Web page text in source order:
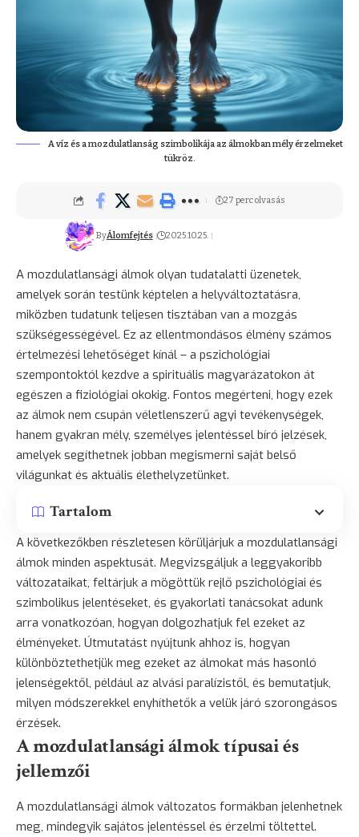
A víz és a mozdulatlanság szimbolikája az álmokban mély érzelmeket
tükröz.
ByÁlomfejtés 2025.10.25.
27 perc olvasás
A mozdulatlansági álmok olyan tudatalatti üzenetek,
amelyek során testünk képtelen a helyváltoztatásra,
miközben tudatunk teljesen tisztában van a mozgás
szükségességével. Ez az ellentmondásos élmény számos
értelmezési lehetőséget kínál – a pszichológiai
szempontoktól kezdve a spirituális magyarázatokon át
egészen a fiziológiai okokig. Fontos megérteni, hogy ezek
az álmok nem csupán véletlenszerű agyi tevékenységek,
hanem gyakran mély, személyes jelentéssel bíró jelzések,
amelyek segíthetnek jobban megismerni saját belső
világunkat és aktuális élethelyzetünket.
Tartalom
A következőkben részletesen körüljárjuk a mozdulatlansági
álmok minden aspektusát. Megvizsgáljuk a leggyakoribb
változataikat, feltárjuk a mögöttük rejlő pszichológiai és
szimbolikus jelentéseket, és gyakorlati tanácsokat adunk
arra vonatkozóan, hogyan dolgozhatjuk fel ezeket az
élményeket. Útmutatást nyújtunk ahhoz is, hogyan
különböztethetjük meg ezeket az álmokat más hasonló
jelenségektől, például az alvási paralízistől, és bemutatjuk,
milyen módszerekkel enyhíthetők a velük járó szorongásos
érzések.
A mozdulatlansági álmok típusai és
jellemzői
A mozdulatlansági álmok változatos formákban jelenhetnek
meg, mindegyik sajátos jelentéssel és érzelmi töltettel.